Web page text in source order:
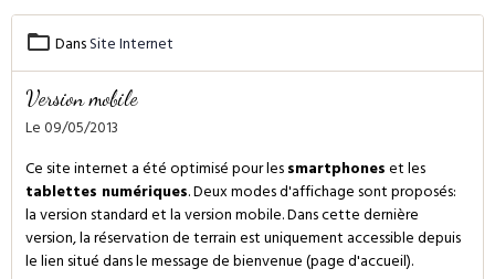
DansSite Internet
Version mobile
Le 09/05/2013
Ce site internet a été optimisé pour lessmartphoneset les
tablettes numériques. Deux modes d'affichage sont proposés:
la version standard et la version mobile. Dans cette dernière
version, la réservation de terrain est uniquement accessible depuis
le lien situé dans le message de bienvenue (page d'accueil).